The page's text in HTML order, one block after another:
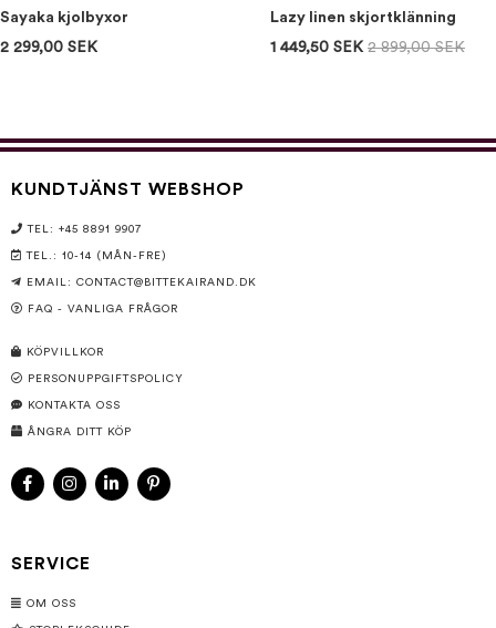
Sayaka kjolbyxor
2 299,00 SEK
Lazy linen skjortklänning
1 449,50 SEK 2 899,00 SEK
KUNDTJÄNST WEBSHOP
TEL: +45 8891 9907
TEL.: 10-14 (MÅN-FRE)
EMAIL: CONTACT@BITTEKAIRAND.DK
FAQ - VANLIGA FRÅGOR
KÖPVILLKOR
PERSONUPPGIFTSPOLICY
KONTAKTA OSS
ÅNGRA DITT KÖP
SERVICE
OM OSS